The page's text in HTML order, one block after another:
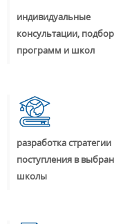
индивидуальные
консультации, подбор
программ и школ
разработка стратегии
поступления в
школы